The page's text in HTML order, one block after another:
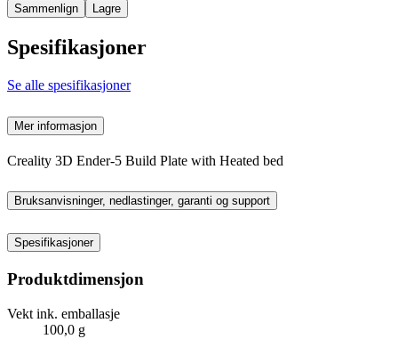
Sammenlign Lagre
Spesifikasjoner
Se alle spesifikasjoner
Mer informasjon
Creality 3D Ender-5 Build Plate with Heated bed
Bruksanvisninger, nedlastinger, garanti og support
Spesifikasjoner
Produktdimensjon
Vekt ink. emballasje
100,0 g